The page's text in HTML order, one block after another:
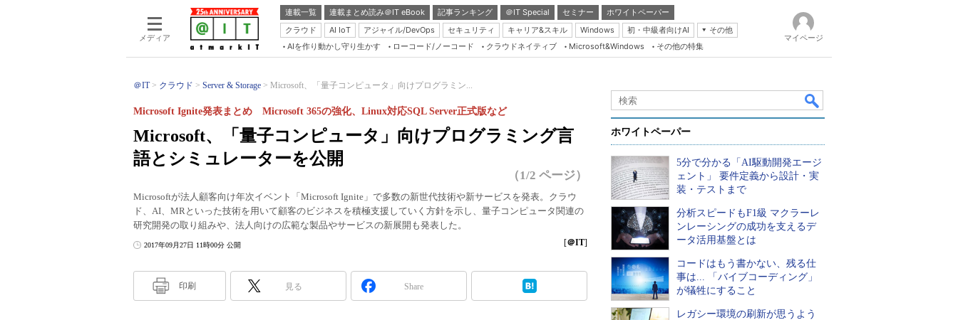
メディア
連載一覧 連載まとめ読み＠IT eBook 記事ランキング ＠IT Special セミナー
ホワイトペーパー
クラウド
AI IoT アジャイル/DevOps セキュリティ キャリア&スキル Windows 初・中級者向けAI
その他
Server & Storage
Java Agile
Database Expert
Master of IP Network
Security & Trust
AIを作り動かし守り生かす ローコード/ノーコード クラウドネイティブ Microsoft&Windows その他の特集
マイページ
＠IT クラウド Server & Storage Microsoft、「量子コンピュータ」向けプログラミン...
Microsoft、「量子コンピュータ」向けプログラミング言
語とシミュレーターを公開
Microsoft Ignite発表まとめ Microsoft 365の強化、Linux対応SQL Server正式版など
（1/2 ページ）
Microsoftが法人顧客向け年次イベント「Microsoft Ignite」で多数の新世代技術や新サービスを発表。クラウ
ド、AI、MRといった技術を用いて顧客のビジネスを積極支援していく方針を示し、量子コンピュータ関連の
研究開発の取り組みや、法人向けの広範な製品やサービスの新展開も発表した。
2017年09月27日 11時00分 公開 [＠IT]
印刷 見る Share
ホワイトペーパー
5分で分かる「AI駆動開発エージ
ェント」 要件定義から設計・実
装・テストまで
分析スピードもF1級 マクラーレ
ンレーシングの成功を支えるデ
ータ活用基盤とは
コードはもう書かない、残る仕
事は... 「バイブコーディング」
が犠牲にすること
レガシー環境の刷新が思うよう